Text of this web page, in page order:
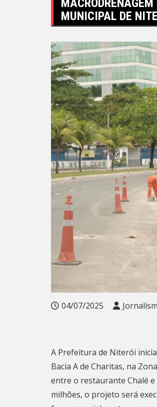
MUNICIPAL DE
04/07/2025
A Prefeitura de Niterói
Bacia A de Charitas, na
entre o restaurante Chalé e
milhões, o projeto será